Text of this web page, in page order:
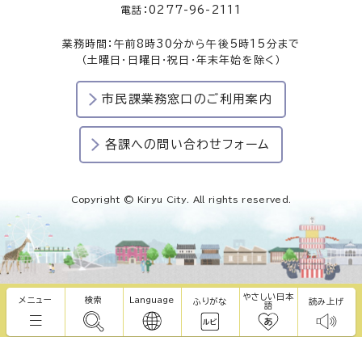
メニュー 検索 Language ふりがな
やさしい日本
語
読み上げ
電話：0277-96-2111
業務時間：午前8時30分から午後5時15分まで
（土曜日・日曜日・祝日・年末年始を除く）
市民課業務窓口のご利用案内
各課への問い合わせフォーム
Copyright © Kiryu City. All rights reserved.